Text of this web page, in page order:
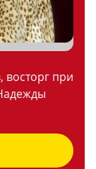
восторг при